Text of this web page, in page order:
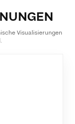
Visualisierungen